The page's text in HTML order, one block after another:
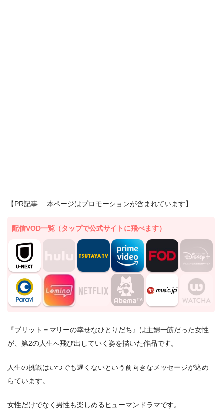
【PR記事 本ページはプロモーションが含まれています】
配信VOD一覧（タップで公式サイトに飛べます）
『ブリット＝マリーの幸せなひとりだち』は主婦一筋だった女性
が、第2の人生へ飛び出していく姿を描いた作品です。
人生の挑戦はいつでも遅くないという前向きなメッセージが込め
らています。
女性だけでなく男性も楽しめるヒューマンドラマです。